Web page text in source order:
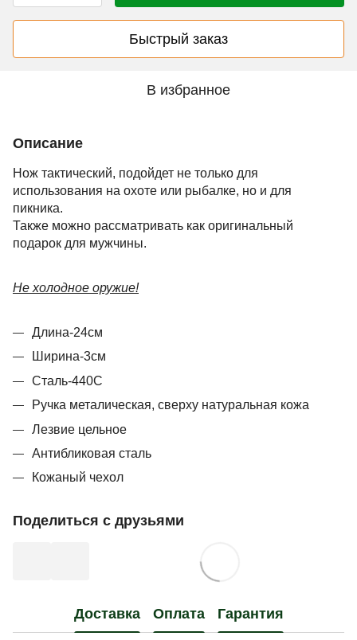
Быстрый заказ
В избранное
Описание
Нож тактический, подойдет не только для
использования на охоте или рыбалке, но и для
пикника.
Также можно рассматривать как оригинальный
подарок для мужчины.
Не холодное оружие!
Длина-24см
Ширина-3см
Сталь-440С
Ручка металическая, сверху натуральная кожа
Лезвие цельное
Антибликовая сталь
Кожаный чехол
Поделиться с друзьями
Доставка Оплата Гарантия